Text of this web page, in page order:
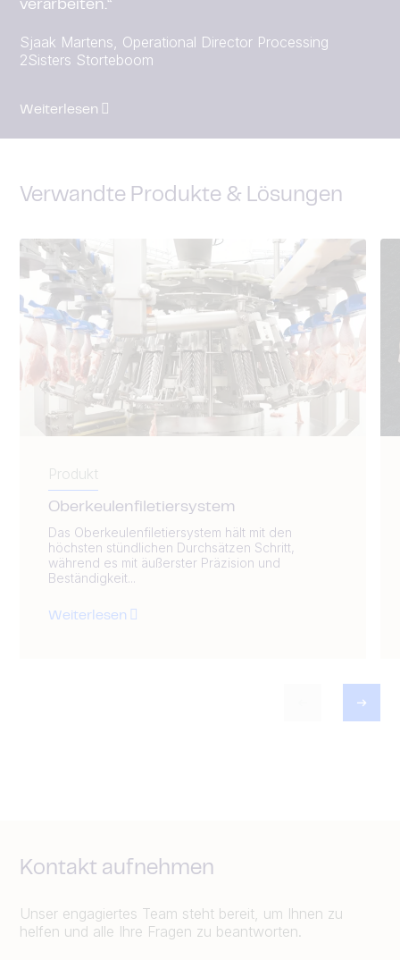
verarbeiten.“
Sjaak Martens, Operational Director Processing
2Sisters Storteboom
Weiterlesen
Verwandte Produkte & Lösungen
Produkt
Oberkeulenfiletiersystem
Das Oberkeulenfiletiersystem hält mit den
höchsten stündlichen Durchsätzen Schritt,
während es mit äußerster Präzision und
Beständigkeit...
Weiterlesen
Kontakt aufnehmen
Unser engagiertes Team steht bereit, um Ihnen zu
helfen und alle Ihre Fragen zu beantworten.